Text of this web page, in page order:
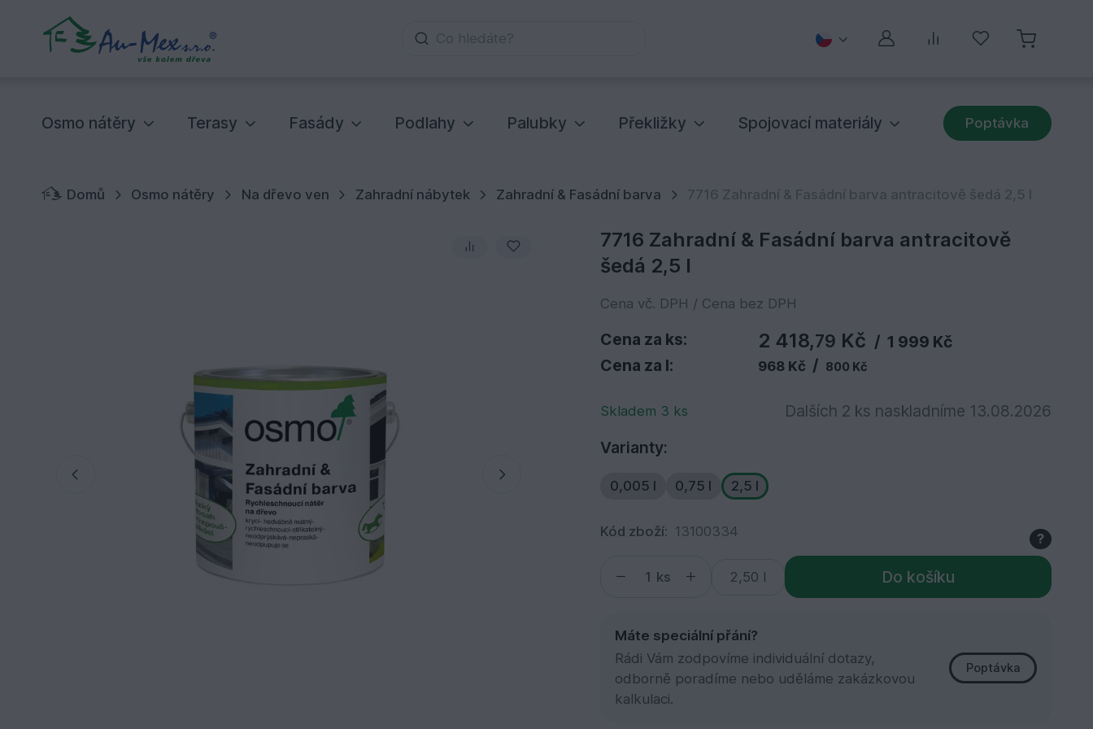
Co hledáte? Můj účetPorovnávání
Oblíbené
Osmo nátěry Terasy Fasády Podlahy Palubky Překližky Spojovací materiály Poptávka
Domů Osmo nátěry Na dřevo ven Zahradní nábytek Zahradní & Fasádní barva 7716 Zahradní & Fasádní barva antracitově šedá 2,5 l
7716 Zahradní & Fasádní barva antracitově
šedá 2,5 l
Cena vč. DPH / Cena bez DPH
Cena za ks: 2 418,79 Kč / 1 999 Kč
Cena za l:
968 Kč / 800 Kč
Skladem 3 ks
Dalších 2 ks naskladníme 13.08.2026
Varianty:
0,005 l 0,75 l 2,5 l
Kód zboží: 13100334 ?
ks Do košíku
Máte speciální přání?
Rádi Vám zodpovíme individuální dotazy,
odborně poradíme nebo uděláme zakázkovou
kalkulaci.
Poptávka